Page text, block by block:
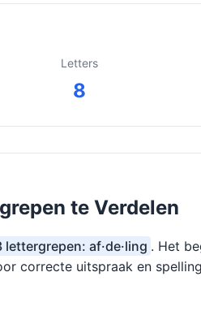
Letters
8
te Verdelen
lettergrepen: af·de·ling . Het
correcte uitspraak en